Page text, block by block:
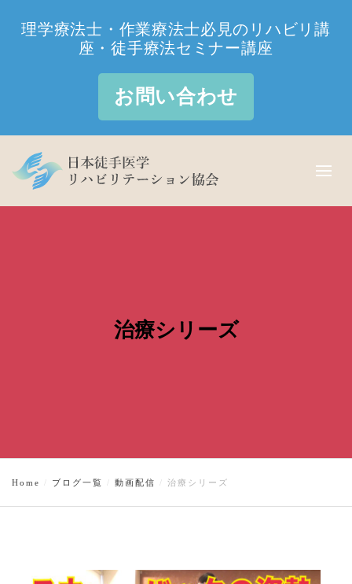
理学療法士・作業療法士必見のリハビリ講
座・徒手療法セミナー講座
お問い合わせ
治療シリーズ
Home ブログ一覧 動画配信 治療シリーズ